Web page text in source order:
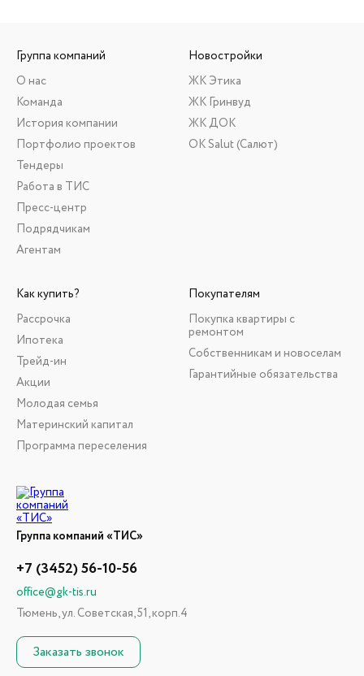
Группа компаний «ТИС»
+7 (3452) 56-10-56
office@gk-tis.ru
Тюмень, ул. Советская, 51, корп.4
Заказать звонок
Группа компаний
О нас
Команда
История компании
Портфолио проектов
Тендеры
Работа в ТИС
Пресс-центр
Подрядчикам
Агентам
Новостройки
ЖК Этика
ЖК Гринвуд
ЖК ДОК
ОК Salut (Салют)
Как купить?
Рассрочка
Ипотека
Трейд-ин
Акции
Молодая семья
Материнский капитал
Программа переселения
Покупателям
Покупка квартиры с
ремонтом
Собственникам и новоселам
Гарантийные обязательства